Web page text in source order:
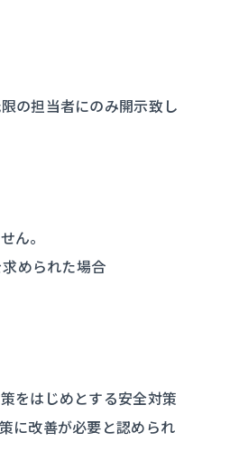
の担当者にのみ開示致し
ん。
められた場合
をはじめとする安全対策
に改善が必要と認められ